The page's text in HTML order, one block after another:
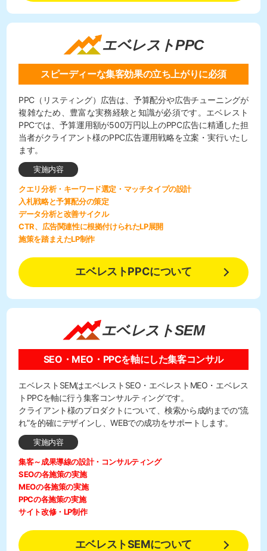
エベレストPPC
スピーディーな集客効果の立ち上がりに必須
PPC（リスティング）広告は、予算配分や広告チューニングが
複雑なため、豊富な実務経験と知識が必須です。エベレスト
PPCでは、予算運用額が500万円以上のPPC広告に精通した担
当者がクライアント様のPPC広告運用戦略を立案・実行いたし
ます。
実施内容
クエリ分析・キーワード選定・マッチタイプの設計
入札戦略と予算配分の策定
データ分析と改善サイクル
CTR、広告関連性に根拠付けられたLP展開
施策を踏まえたLP制作
エベレストPPCについて
エベレストSEM
SEO・MEO・PPCを軸にした集客コンサル
エベレストSEMはエベレストSEO・エベレストMEO・エベレス
トPPCを軸に行う集客コンサルティングです。
クライアント様のプロダクトについて、検索から成約までの“流
れ”を的確にデザインし、WEBでの成功をサポートします。
実施内容
集客～成果導線の設計・コンサルティング
SEOの各施策の実施
MEOの各施策の実施
PPCの各施策の実施
サイト改修・LP制作
エベレストSEMについて